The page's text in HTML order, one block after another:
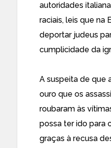
autoridades
raciais, leis que na
deportar judeus
cumplicidade da
A suspeita de que
ouro que os
roubaram às
possa ter ido para
graças à recusa